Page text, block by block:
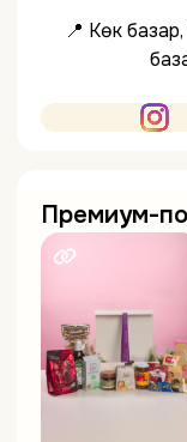
📍 Көк
Премиум-